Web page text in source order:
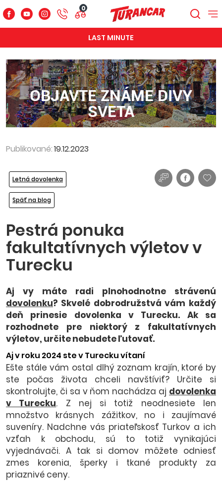
0
LAST MINUTE
OBJAVTE ZNÁME DIVY
SVETA
Publikované:19.12.2023
Letná dovolenka
Späť na blog
Pestrá ponuka
fakultatívnych výletov v
Turecku
Aj vy máte radi plnohodnotne strávenú
dovolenku? Skvelé dobrodružstvá vám každý
deň prinesie dovolenka v Turecku. Ak sa
rozhodnete pre niektorý z fakultatívnych
výletov, určite nebudete ľutovať.
Aj v roku 2024 ste v Turecku vítaní
Ešte stále vám ostal dlhý zoznam krajín, ktoré by
ste počas života chceli navštíviť? Určite si
skontrolujte, či sa v ňom nachádza aj dovolenka
v Turecku. Z nej si totiž neodnesiete len
množstvo krásnych zážitkov, no i zaujímavé
suveníry. Nadchne vás priateľskosť Turkov a ich
vzťah k obchodu, sú to totiž vynikajúci
vyjednávači. A tak si domov môžete odniesť
zmes korenia, šperky i tkané produkty za
priaznivé ceny.